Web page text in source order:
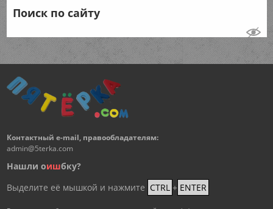
Поиск по сайту
Контактный e-mail, правообладателям:
admin@5terka.com
Нашли оишбку?
Выделите её мышкой и нажмите CTRL + ENTER